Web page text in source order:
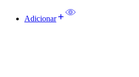
Adicionar